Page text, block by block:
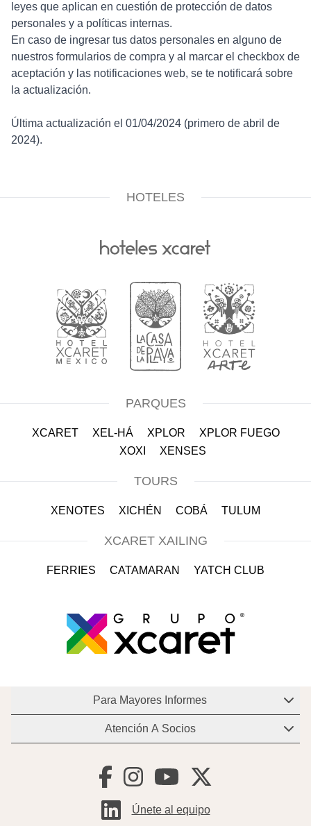
leyes que aplican en cuestión de protección de datos
personales y a políticas internas.
En caso de ingresar tus datos personales en alguno de
nuestros formularios de compra y al marcar el checkbox de
aceptación y las notificaciones web, se te notificará sobre
la actualización.
Última actualización el 01/04/2024 (primero de abril de
2024).
HOTELES
PARQUES
XCARET XEL-HÁ XPLOR
XPLOR FUEGO
XOXI
XENSES
TOURS
XENOTES XICHÉN COBÁ TULUM
XCARET XAILING
FERRIES CATAMARAN YATCH CLUB
Para Mayores Informes
Para conocer más acerca de México
de los siguientes teléfonos o al correo:
infoclub@mexicodestinationclub.com
México
EUA
Atención A Socios
Destination Club puedes contactarnos a través
socios@mexicodestinationclub.com
Únete al equipo